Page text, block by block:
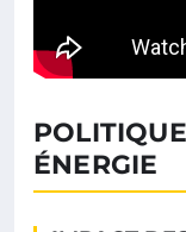
ÉNERGIE